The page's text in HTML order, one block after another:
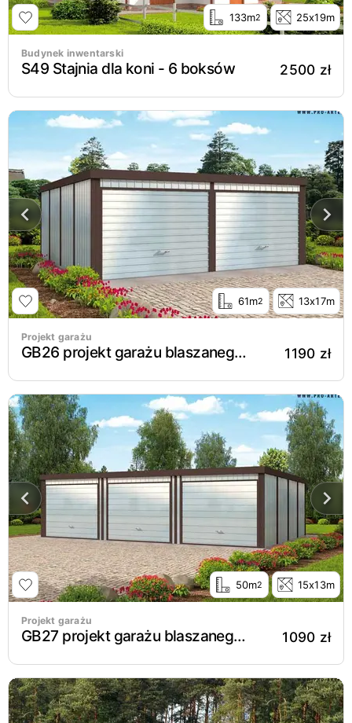
133m2 25x19m
Budynek inwentarski
S49 Stajnia dla koni - 6 boksów 2500 zł
61m2 13x17m
Projekt garażu
GB26 projekt garażu blaszanego dwustanowiskowego z pomieszczeniem gospodarczym 1190 zł
50m2 15x13m
Projekt garażu
GB27 projekt garażu blaszanego trzystanowiskowego 1090 zł